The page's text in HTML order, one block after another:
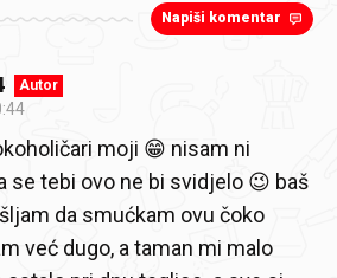
Napiši komentar
Autor
moji 😁 nisam ni
se tebi ovo ne bi svidjelo 😉 baš
da smućkam ovu čoko
već dugo, a taman mi malo